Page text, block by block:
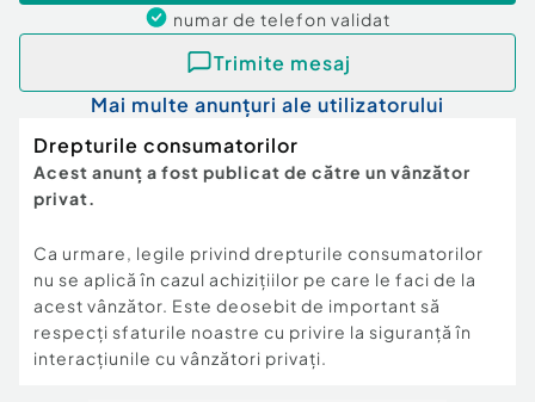
numar de telefon validat
Trimite mesaj
Mai multe anunțuri ale utilizatorului
Drepturile consumatorilor
Acest anunț a fost publicat de către un vânzător
privat.
Ca urmare, legile privind drepturile consumatorilor
nu se aplică în cazul achizițiilor pe care le faci de la
acest vânzător. Este deosebit de important să
respecți sfaturile noastre cu privire la siguranță în
interacțiunile cu vânzători privați.